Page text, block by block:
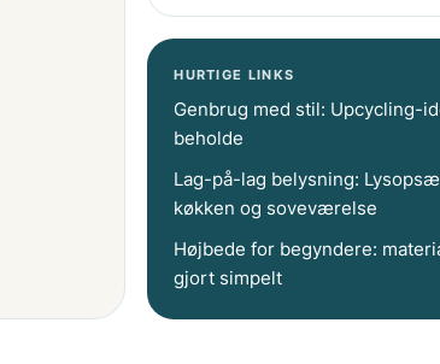
HURTIGE LINKS
Genbrug med stil: Upcycling-
beholde
Lag-på-lag belysning:
køkken og soveværelse
Højbede for begyndere:
gjort simpelt